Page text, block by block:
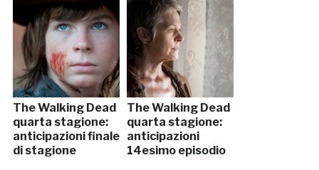
The Walking Dead
quarta stagione:
anticipazioni finale
di stagione
The Walking Dead
quarta stagione:
anticipazioni
14esimo episodio